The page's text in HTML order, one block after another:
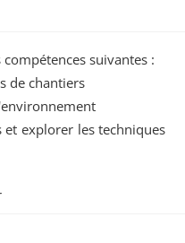
suivantes :
de chantiers
et explorer les techniques